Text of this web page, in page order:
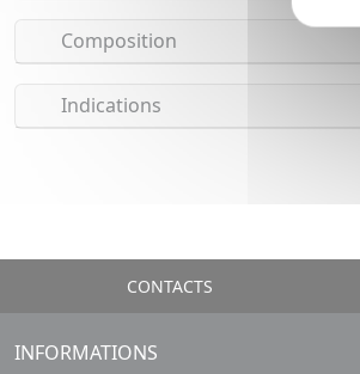
Composition
Indications
CONTACTS
INFORMATIONS